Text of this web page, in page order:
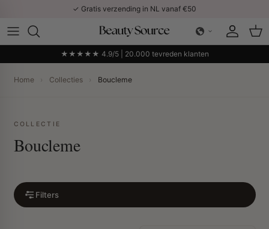
✓ Gratis verzending in NL vanaf €50
Account
★★★★★ 4.9/5 | 20.000 tevreden klanten
Home › Collecties › Boucleme
COLLECTIE
Boucleme
Filters